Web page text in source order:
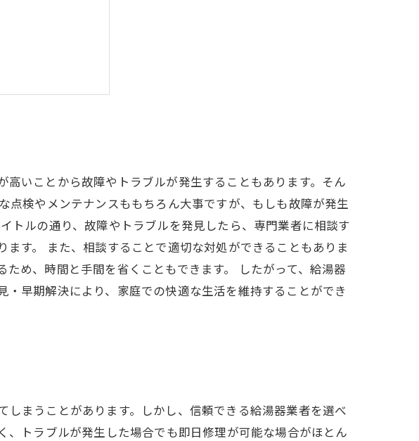
いことから故障やトラブルが発生することもあります。そん
点検やメンテナンスももちろん大事ですが、もしも故障が発生
トルの通り、故障やトラブルを発見したら、専門業者に相談す
す。 また、相談することで適切な対処ができることもありま
め、時間と手間を省くこともできます。 したがって、給湯器
早期解決により、家庭での快適な生活を維持することができ
まうことがあります。しかし、信頼できる給湯器業者を選べ
トラブルが発生した場合でも即日修理が可能な場合がほとん